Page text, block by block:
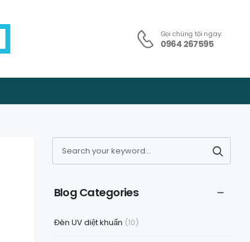
Gọi chúng tôi ngay:
0964 267595
Blog Categories
Đèn UV diệt khuẩn (10)